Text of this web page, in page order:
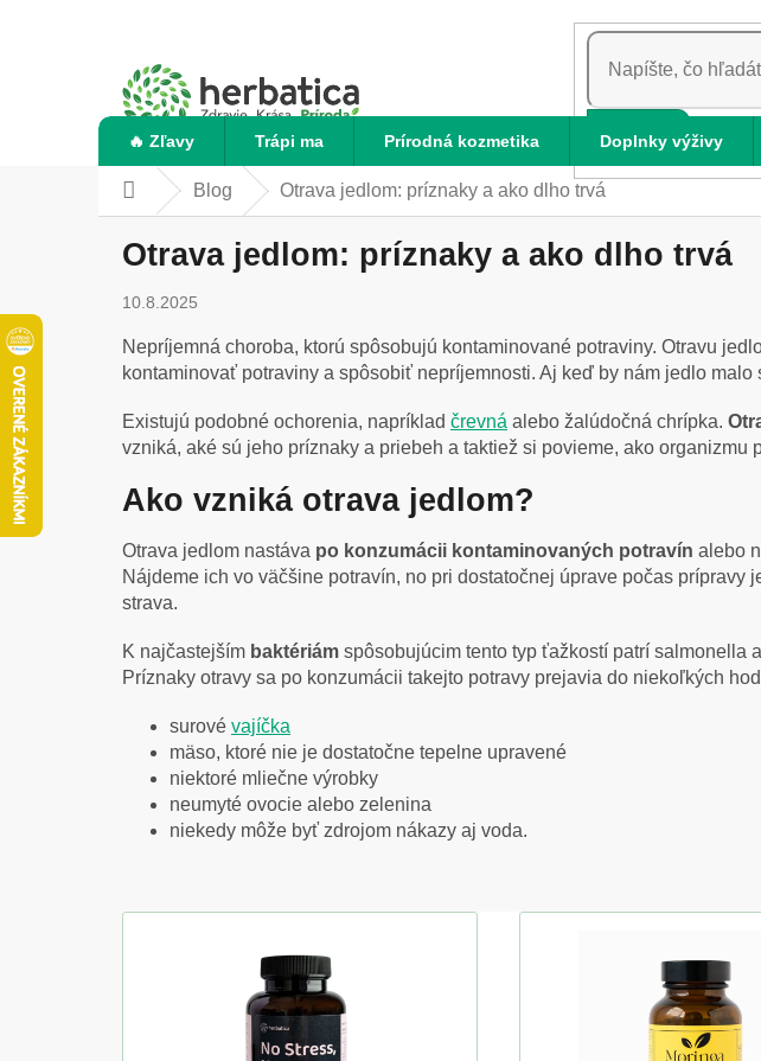
HĽADAŤ
🔥 Zľavy Trápi ma Prírodná kozmetika Doplnky výživy
DomovBlog Otrava jedlom: príznaky a ako dlho trvá
Otrava jedlom: príznaky a ako dlho trvá
10.8.2025
Nepríjemná choroba, ktorú spôsobujú kontaminované potraviny. Otravu
kontaminovať potraviny a spôsobiť nepríjemnosti. Aj keď by nám jedlo
Existujú podobné ochorenia, napríklad črevná alebo žalúdočná chrípka.
vzniká, aké sú jeho príznaky a priebeh a taktiež si povieme, ako organizmu
Ako vzniká otrava jedlom?
Otrava jedlom nastáva po konzumácii kontaminovaných potravín alebo
Nájdeme ich vo väčšine potravín, no pri dostatočnej úprave počas
strava.
K najčastejším baktériám spôsobujúcim tento typ ťažkostí patrí salmonella
Príznaky otravy sa po konzumácii takejto potravy prejavia do niekoľkých
surové vajíčka
mäso, ktoré nie je dostatočne tepelne upravené
niektoré mliečne výrobky
neumyté ovocie alebo zelenina
niekedy môže byť zdrojom nákazy aj voda.